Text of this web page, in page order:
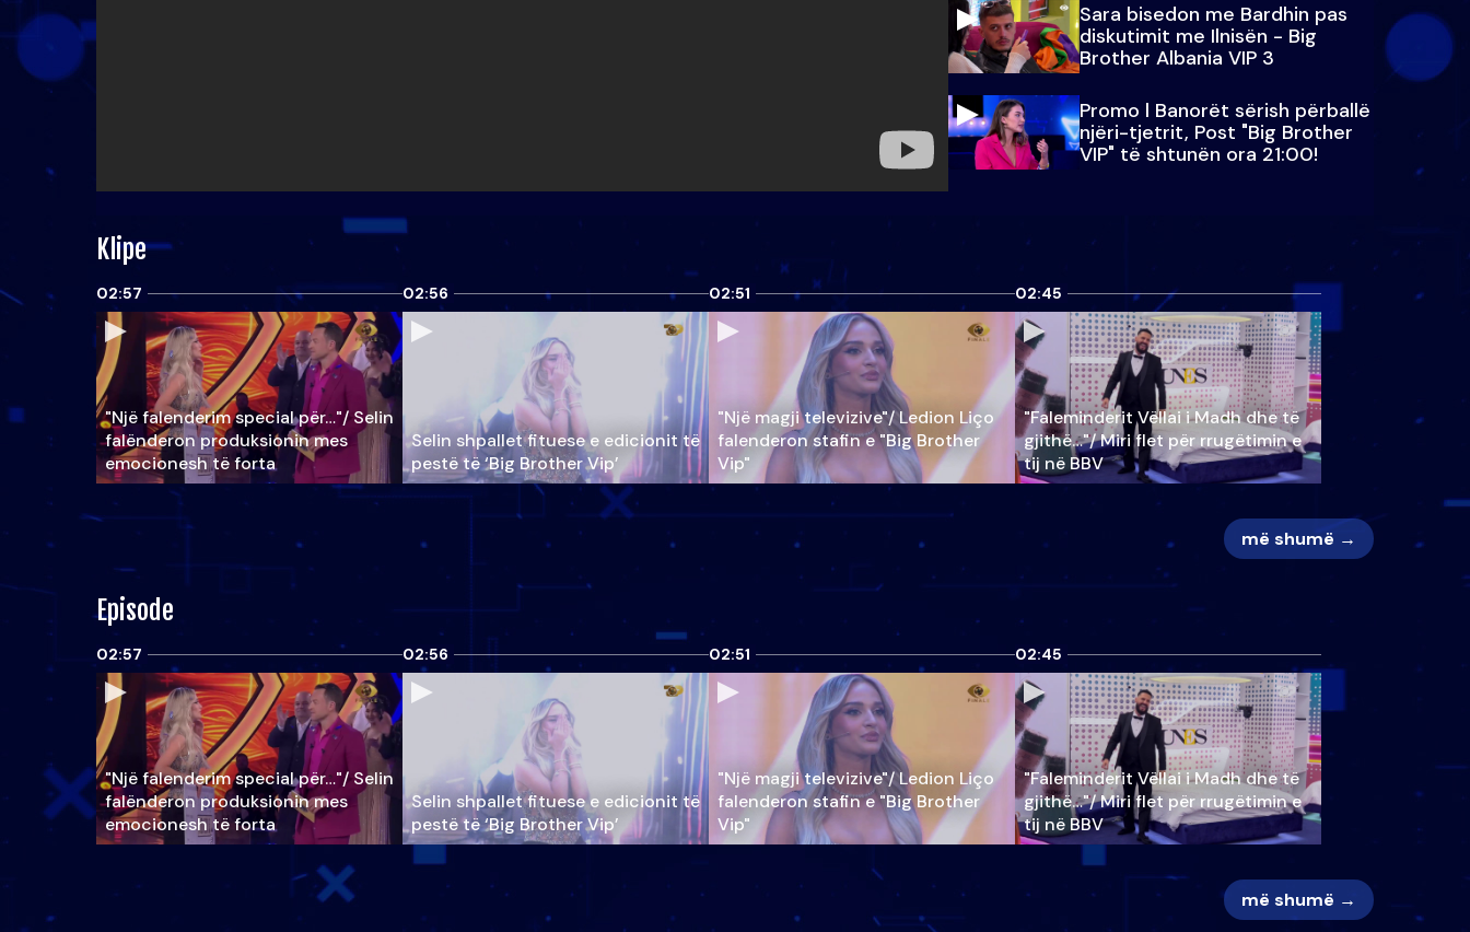
Sara bisedon me Bardhin pas
diskutimit me Ilnisën - Big
Brother Albania VIP 3
Promo l Banorët sërish përballë
njëri-tjetrit, Post "Big Brother
VIP" të shtunën ora 21:00!
Klipe
02:57
"Një falenderim special për…"/ Selin
falënderon produksionin mes
emocionesh të forta
02:56
Selin shpallet fituese e edicionit të
pestë të ‘Big Brother Vip’
02:51
"Një magji televizive"/ Ledion Liço
falenderon stafin e "Big Brother
Vip"
02:45
"Faleminderit Vëllai i Madh dhe të
gjithë…"/ Miri flet për rrugëtimin e
tij në BBV
më shumë →
Episode
02:57
"Një falenderim special për…"/ Selin
falënderon produksionin mes
emocionesh të forta
02:56
Selin shpallet fituese e edicionit të
pestë të ‘Big Brother Vip’
02:51
"Një magji televizive"/ Ledion Liço
falenderon stafin e "Big Brother
Vip"
02:45
"Faleminderit Vëllai i Madh dhe të
gjithë…"/ Miri flet për rrugëtimin e
tij në BBV
më shumë →